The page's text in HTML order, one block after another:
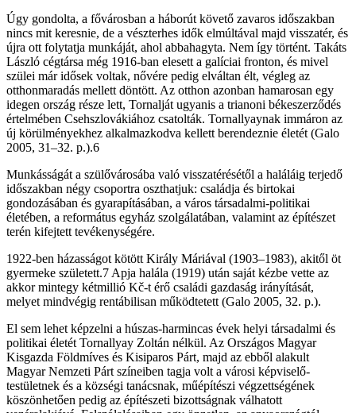
Úgy gondolta, a fővárosban a háborút követő zavaros időszakban
nincs mit keresnie, de a vészterhes idők elmúltával majd visszatér, és
újra ott folytatja munkáját, ahol abbahagyta. Nem így történt. Takáts
László cégtársa még 1916-ban elesett a galíciai fronton, és mivel
szülei már idősek voltak, nővére pedig elváltan élt, végleg az
otthonmaradás mellett döntött. Az otthon azonban hamarosan egy
idegen ország része lett, Tornalját ugyanis a trianoni békeszerződés
értelmében Csehszlovákiához csatolták. Tornallyaynak immáron az
új körülményekhez alkalmazkodva kellett berendeznie éle­tét (Galo
2005, 31–32. p.).6
Munkásságát a szülővárosába való visszatérésétől a haláláig terjedő
időszakban négy csoportra oszthatjuk: családja és birtokai
gondozásában és gyarapításában, a város társadalmi-politikai
életében, a református egyház szolgálatában, valamint az építészet
terén kifejtett tevékenységére.
1922-ben házasságot kötött Király Máriával (1903–1983), akitől öt
gyermeke született.7 Apja halála (1919) után saját kézbe vette az
akkor mintegy kétmillió Kč-t érő családi gazdaság irányítását,
melyet mindvégig rentábilisan működtetett (Galo 2005, 32. p.).
El sem lehet képzelni a húszas-harmincas évek helyi társadalmi és
politikai életét Tornallyay Zoltán nélkül. Az Országos Magyar
Kisgazda Földmíves és Kisiparos Párt, majd az ebből alakult
Magyar Nemzeti Párt színeiben tagja volt a városi képviselő-
testületnek és a községi tanácsnak, műépítészi végzettségének
köszönhetően pedig az építészeti bizottságnak válhatott